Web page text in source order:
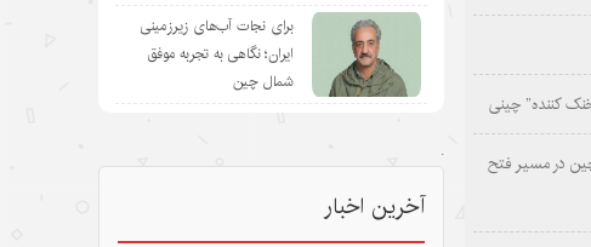
کننده” چینی
در مسیر فتح
برای نجات آب‌های زیرزمینی
ایران؛ نگاهی به تجربه موفق
شمال چین
.
آخرین اخبار